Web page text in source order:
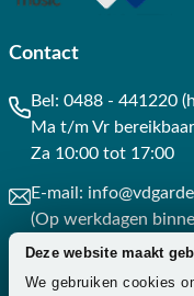
Deze website maakt
We gebruiken cookies
Contact
Bel: 0488 - 441220
Ma t/m Vr
Za 10:00 tot 17:00
E-mail:
(Op werkdagen
Whatsapp:
(Op werkdagen